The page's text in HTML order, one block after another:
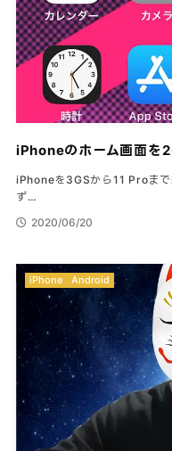
iPhoneのホーム画面を
iPhoneを3GSから11 Proま
ず…
2020/06/20
iPhone Android